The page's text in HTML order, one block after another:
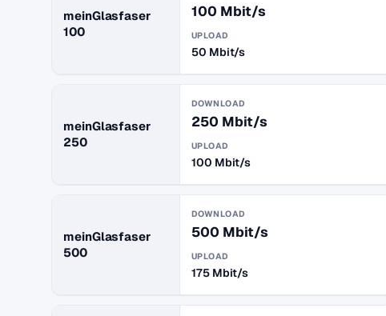
meinGlasfaser
100
100 Mbit/s
UPLOAD
50 Mbit/s
meinGlasfaser
250
DOWNLOAD
250 Mbit/s
UPLOAD
100 Mbit/s
meinGlasfaser
500
DOWNLOAD
500 Mbit/s
UPLOAD
175 Mbit/s